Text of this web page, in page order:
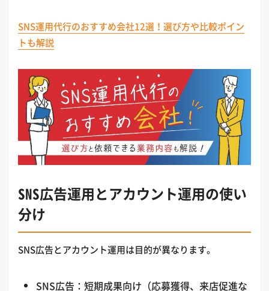
SNS運用代行のおすすめ会社12選！選び方や比較ポイン
トも解説
SNS広告運用とアカウント運用の使い
分け
SNS広告とアカウント運用は目的が異なります。
SNS広告：短期成果向け（応募獲得、来店促進な